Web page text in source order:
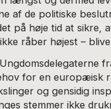
af de politiske
på høje tid at sikre,
råber højest –
for en europæisk
og gensidig
stemmer ikke